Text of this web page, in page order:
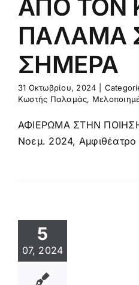
ΑΠΟ ΤΟΝ
ΠΑΛΑΜΑ
ΣΗΜΕΡΑ
31 Οκτωβρίου, 2024
Κωστής Παλαμάς,
ΑΦΙΕΡΩΜΑ ΣΤΗΝ ΠΟΙΗΣΗ
Νοεμ. 2024,
5
07, 2024